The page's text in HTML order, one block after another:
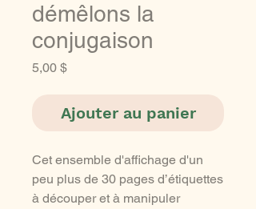
démêlons la
conjugaison
5,00 $Prix
Ajouter au panier
Cet ensemble d'affichage d'un
peu plus de 30 pages d’étiquettes
à découper et à manipuler